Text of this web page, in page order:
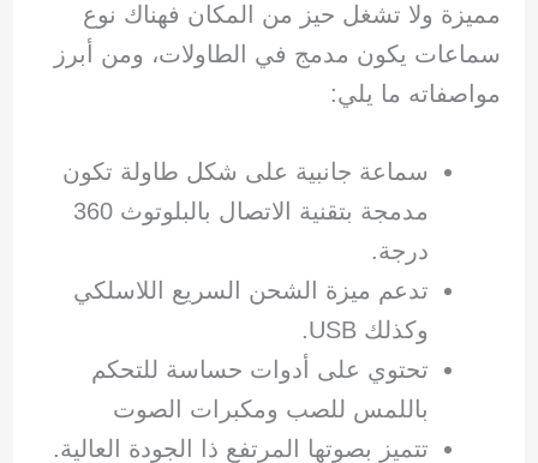
مميزة ولا تشغل حيز من المكان فهناك نوع
سماعات يكون مدمج في الطاولات، ومن أبرز
مواصفاته ما يلي:
سماعة جانبية على شكل طاولة تكون
مدمجة بتقنية الاتصال بالبلوتوث 360
درجة.
تدعم ميزة الشحن السريع اللاسلكي
وكذلك USB.
تحتوي على أدوات حساسة للتحكم
باللمس للصب ومكبرات الصوت
تتميز بصوتها المرتفع ذا الجودة العالية.